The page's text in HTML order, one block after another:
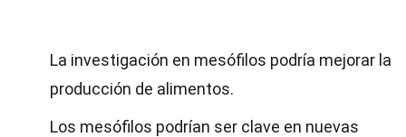
La investigación en mesófilos podría mejorar la
producción de alimentos.
Los mesófilos podrían ser clave en nuevas